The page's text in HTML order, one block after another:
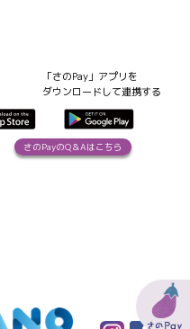
「さのPay」アプリを
ダウンロードして連携する
さのPayのQ＆Aはこちら